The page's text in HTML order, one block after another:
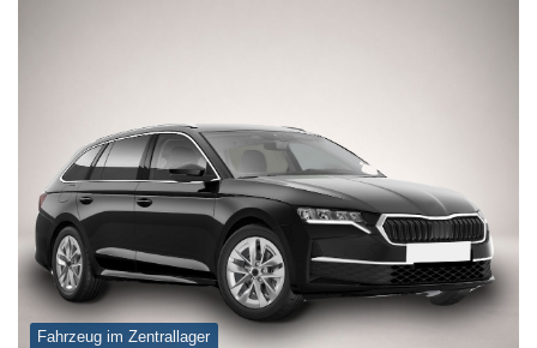
Fahrzeug im Zentrallager